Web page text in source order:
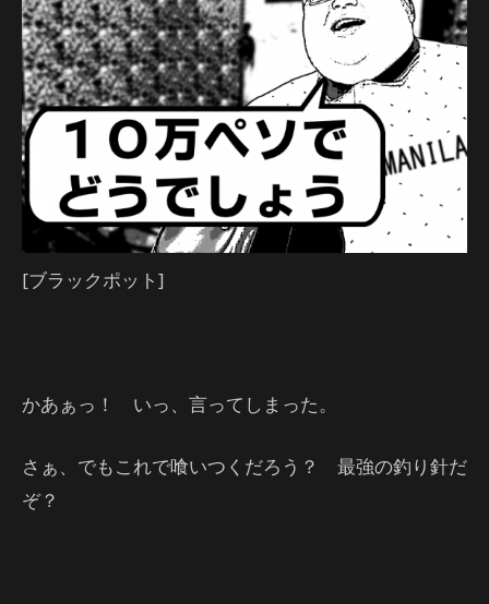
[ブラックポット]
かあぁっ！ いっ、言ってしまった。
さぁ、でもこれで喰いつくだろう？ 最強の釣り針だ
ぞ？